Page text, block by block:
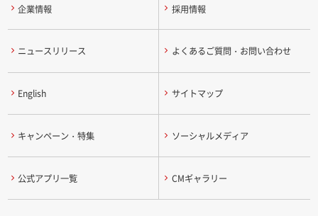
企業情報 採用情報
ニュースリリース よくあるご質問・お問い合わせ
English サイトマップ
キャンペーン・特集 ソーシャルメディア
公式アプリ一覧 CMギャラリー